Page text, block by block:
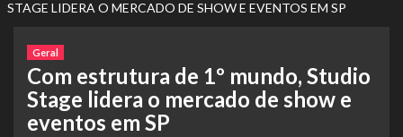
STAGE LIDERA O MERCADO DE SHOW E EVENTOS EM SP
Geral
Com estrutura de 1º mundo, Studio
Stage lidera o mercado de show e
eventos em SP